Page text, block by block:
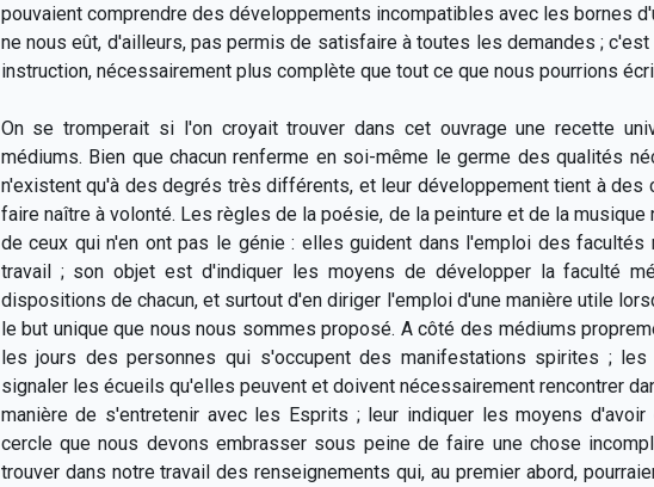
pouvaient comprendre des développements incompatibles avec les bornes
ne nous eût, d'ailleurs, pas permis de satisfaire à toutes les demandes ;
instruction, nécessairement plus complète que tout ce que nous pourrions
On se tromperait si l'on croyait trouver dans cet ouvrage une recette
médiums. Bien que chacun renferme en soi-même le germe des qualités
n'existent qu'à des degrés très différents, et leur développement tient à des
faire naître à volonté. Les règles de la poésie, de la peinture et de la
de ceux qui n'en ont pas le génie : elles guident dans l'emploi des
travail ; son objet est d'indiquer les moyens de développer la faculté
dispositions de chacun, et surtout d'en diriger l'emploi d'une manière utile
le but unique que nous nous sommes proposé. A côté des médiums
les jours des personnes qui s'occupent des manifestations spirites ;
signaler les écueils qu'elles peuvent et doivent nécessairement rencontrer
manière de s'entretenir avec les Esprits ; leur indiquer les moyens
cercle que nous devons embrasser sous peine de faire une chose
trouver dans notre travail des renseignements qui, au premier abord,